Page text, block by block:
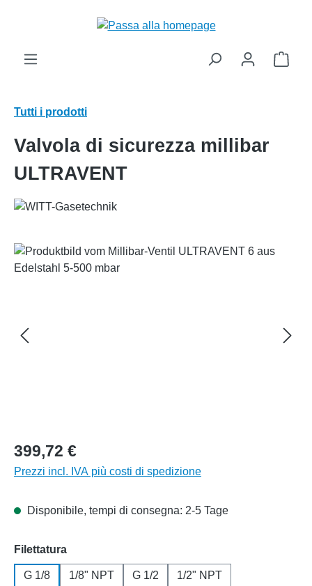
Il
Tutti i prodotti
Valvola di sicurezza millibar
ULTRAVENT
Salta la galleria di immagini
399,72 €
Prezzi incl. IVA più costi di spedizione
Disponibile, tempi di consegna: 2-5 Tage
Seleziona
Filettatura
G 1/8 1/8" NPT G 1/2 1/2" NPT